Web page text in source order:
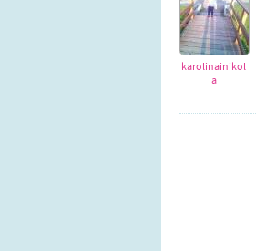
karolinainikol
a